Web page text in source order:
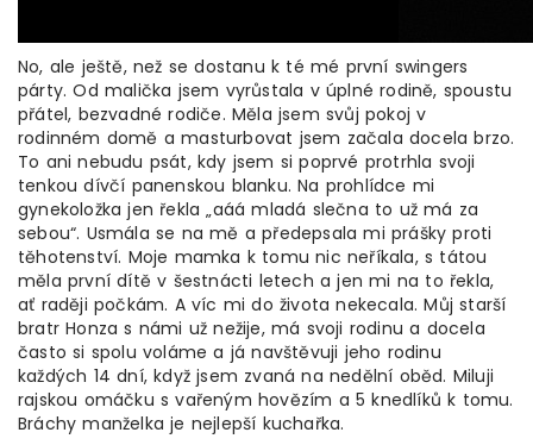
No, ale ještě, než se dostanu k té mé první swingers
párty. Od malička jsem vyrůstala v úplné rodině, spoustu
přátel, bezvadné rodiče. Měla jsem svůj pokoj v
rodinném domě a masturbovat jsem začala docela brzo.
To ani nebudu psát, kdy jsem si poprvé protrhla svoji
tenkou dívčí panenskou blanku. Na prohlídce mi
gynekoložka jen řekla „aáá mladá slečna to už má za
sebou“. Usmála se na mě a předepsala mi prášky proti
těhotenství. Moje mamka k tomu nic neříkala, s tátou
měla první dítě v šestnácti letech a jen mi na to řekla,
ať raději počkám. A víc mi do života nekecala. Můj starší
bratr Honza s námi už nežije, má svoji rodinu a docela
často si spolu voláme a já navštěvuji jeho rodinu
každých 14 dní, když jsem zvaná na nedělní oběd. Miluji
rajskou omáčku s vařeným hovězím a 5 knedlíků k tomu.
Bráchy manželka je nejlepší kuchařka.